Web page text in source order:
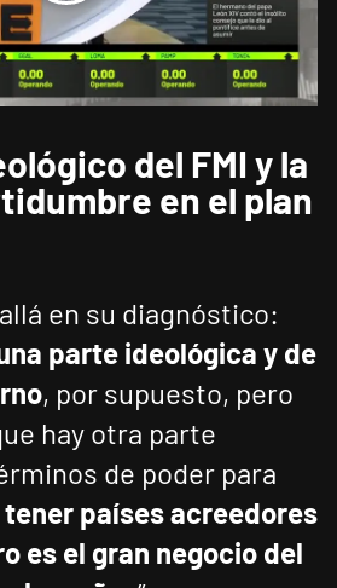
del FMI y la
en el plan
en su diagnóstico:
parte ideológica y de
, por supuesto, pero
hay otra parte
de poder para
tener países acreedores
es el gran negocio del